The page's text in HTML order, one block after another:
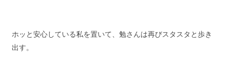
ホッと安心している私を置いて、勉さんは再びスタスタと歩き
出す。